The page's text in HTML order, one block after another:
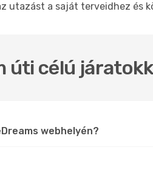
utazást a saját terveidhez és
úti célú
webhelyén?